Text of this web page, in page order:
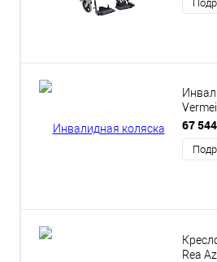
67
Rea